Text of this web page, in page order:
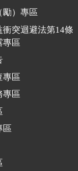
勵）專區
突迴避法第14條
專區
專區
專區
區